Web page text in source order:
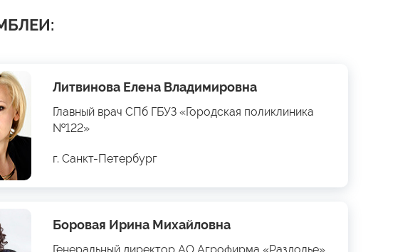
Литвинова Елена Владимировна
Главный врач СПб ГБУЗ «Городская поликлиника
№122»
г. Санкт-Петербург
Боровая Ирина Михайловна